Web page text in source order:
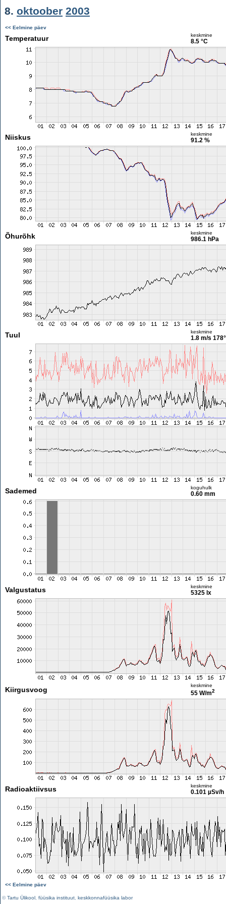
8. oktoober 2003
<< Eelmine päev
Temperatuur keskmine
8.5 °C
Niiskus keskmine
91.2 %
Õhurõhk keskmine
986.1 hPa
Tuul keskmine
1.8 m/s 178°
Sademed koguhulk
0.60 mm
Valgustatus keskmine
5325 lx
Kiirgusvoog
keskmine
55 W/m2
Radioaktiivsus keskmine
0.101 µSv/h
<< Eelmine päev
©Tartu Ülikool füüsika instituut keskkonnafüüsika labor